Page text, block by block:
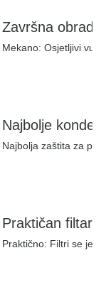
Završna
Mekano: Osjetljivi
Najbolje
Najbolja zaštita za
Praktičan filtar
Praktično: Filtri se